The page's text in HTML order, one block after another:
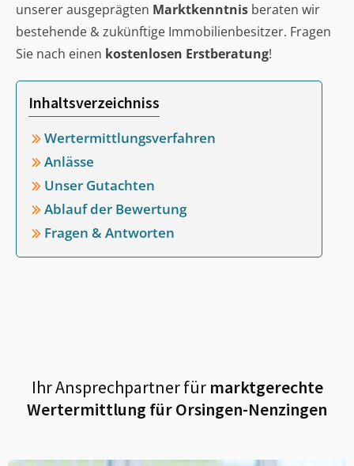
unserer ausgeprägten Marktkenntnis beraten wir
bestehende & zukünftige Immobilienbesitzer. Fragen
Sie nach einen kostenlosen Erstberatung!
Inhaltsverzeichniss
Wertermittlungsverfahren
Anlässe
Unser Gutachten
Ablauf der Bewertung
Fragen & Antworten
Ihr Ansprechpartner fürmarktgerechte
Wertermittlung fürOrsingen-Nenzingen